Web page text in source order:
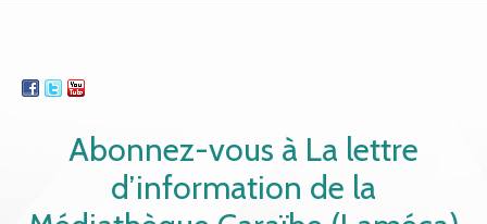
Abonnez-vous à La lettre
d’information de la